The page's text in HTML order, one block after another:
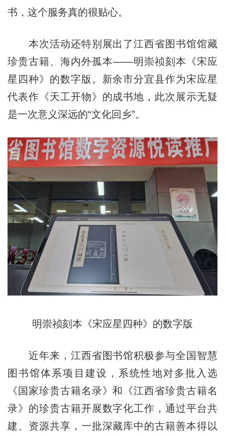
书，这个服务真的很贴心。
本次活动还特别展出了江西省图书馆馆藏
珍贵古籍、海内外孤本——明崇祯刻本《宋应
星四种》的数字版。新余市分宜县作为宋应星
代表作《天工开物》的成书地，此次展示无疑
是一次意义深远的“文化回乡”。
明崇祯刻本《宋应星四种》的数字版
近年来，江西省图书馆积极参与全国智慧
图书馆体系项目建设，系统性地对多批入选
《国家珍贵古籍名录》和《江西省珍贵古籍名
录》的珍贵古籍开展数字化工作，通过平台共
建、资源共享，一批深藏库中的古籍善本得以